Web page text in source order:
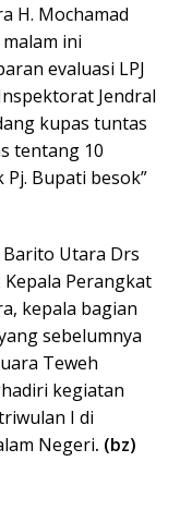
H. Mochamad
ini
evaluasi LPJ
Jendral
kupas tuntas
tentang 10
Bupati besok”
Utara Drs
Kepala Perangkat
kepala bagian
sebelumnya
Teweh
kegiatan
I di
Negeri. (bz)